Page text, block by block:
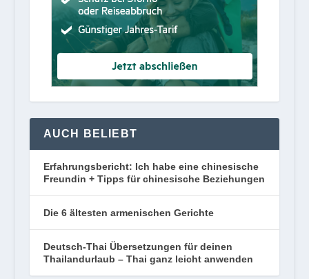
AUCH BELIEBT
Erfahrungsbericht: Ich habe eine chinesische
Freundin + Tipps für chinesische Beziehungen
Die 6 ältesten armenischen Gerichte
Deutsch-Thai Übersetzungen für deinen
Thailandurlaub – Thai ganz leicht anwenden